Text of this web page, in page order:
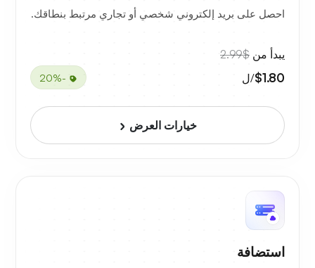
احصل على بريد إلكتروني شخصي أو تجاري مرتبط بنطاقك.
يبدأ من $2.99
$1.80/ل -20%
خيارات العرض
استضافة